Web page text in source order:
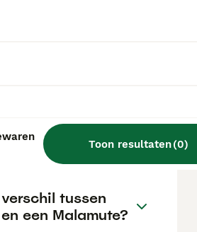
Toon resultaten(0)
Malamutes
Malamute?
tussen
een Malamute?